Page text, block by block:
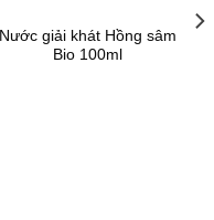
Nước giải khát Hồng sâm
Bio 100ml